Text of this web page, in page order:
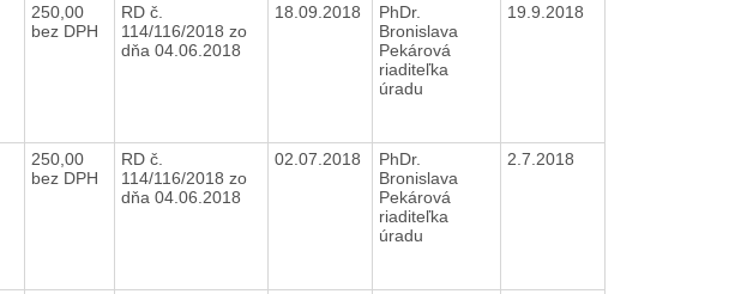
250,00
bez DPH
RD č.
114/116/2018 zo
dňa 04.06.2018
18.09.2018
PhDr.
Bronislava
Pekárová
riaditeľka
úradu
19.9.2018
250,00
bez DPH
RD č.
114/116/2018 zo
dňa 04.06.2018
02.07.2018
PhDr.
Bronislava
Pekárová
riaditeľka
úradu
2.7.2018